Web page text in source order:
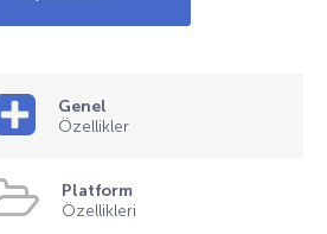
Genel
Özellikler
Platform
Özellikleri